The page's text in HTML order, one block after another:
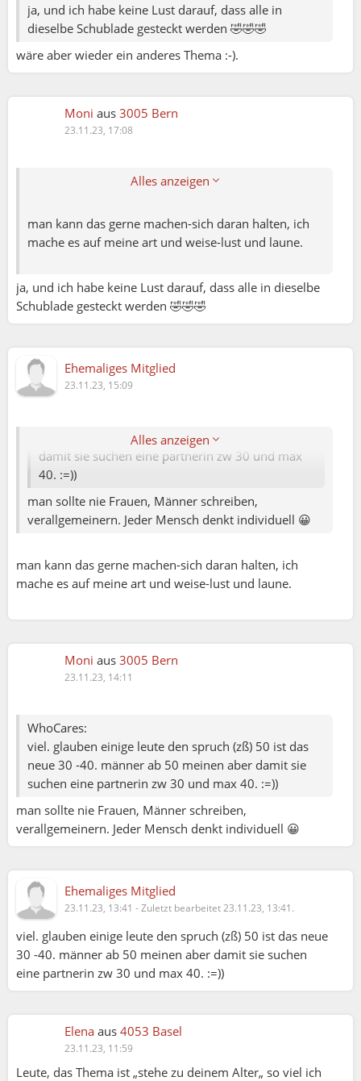
ja, und ich habe keine Lust darauf, dass alle in
dieselbe Schublade gesteckt werden 🤣🤣🤣
wäre aber wieder ein anderes Thema :-).
Moni aus 3005 Bern
23.11.23, 17:08
Alles anzeigen
WhoCares:
man sollte nie Frauen, Männer schreiben,
man kann das gerne machen-sich daran halten, ich
mache es auf meine art und weise-lust und laune.
ja, und ich habe keine Lust darauf, dass alle in dieselbe
Schublade gesteckt werden 🤣🤣🤣
Ehemaliges Mitglied
23.11.23, 15:09
Alles anzeigen
Moni:
WhoCares:
das neue 30 -40. männer ab 50 meinen aber
damit sie suchen eine partnerin zw 30 und max
40. :=))
man sollte nie Frauen, Männer schreiben,
verallgemeinern. Jeder Mensch denkt individuell 😀
man kann das gerne machen-sich daran halten, ich
mache es auf meine art und weise-lust und laune.
Moni aus 3005 Bern
23.11.23, 14:11
WhoCares:
viel. glauben einige leute den spruch (zß) 50 ist das
neue 30 -40. männer ab 50 meinen aber damit sie
suchen eine partnerin zw 30 und max 40. :=))
man sollte nie Frauen, Männer schreiben,
verallgemeinern. Jeder Mensch denkt individuell 😀
Ehemaliges Mitglied
23.11.23, 13:41 -Zuletzt bearbeitet 23.11.23, 13:41.
viel. glauben einige leute den spruch (zß) 50 ist das neue
30 -40. männer ab 50 meinen aber damit sie suchen
eine partnerin zw 30 und max 40. :=))
Elena aus 4053 Basel
23.11.23, 11:59
Leute, das Thema ist „stehe zu deinem Alter„ so viel ich